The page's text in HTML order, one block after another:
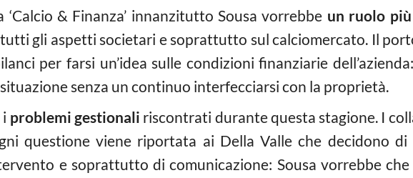
& Finanza’ innanzitutto Sousa vorrebbe un ruolo
gli aspetti societari e soprattutto sul calciomercato. Il
per farsi un’idea sulle condizioni finanziarie
senza un continuo interfecciarsi con la proprietà.
problemi gestionali riscontrati durante questa stagione. I
questione viene riportata ai Della Valle che decidono di
e soprattutto di comunicazione: Sousa vorrebbe che